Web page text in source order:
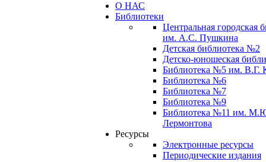
О НАС
Библиотеки
Центральная городская
им. А.С. Пушкина
Детская библиотека №2
Детско-юношеская
Библиотека №5 им. В.Г.
Библиотека №6
Библиотека №7
Библиотека №9
Библиотека №11 им.
Лермонтова
Ресурсы
Электронные ресурсы
Периодические издания